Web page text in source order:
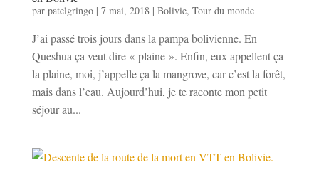
par patelgringo| 7 mai, 2018| Bolivie, Tour du monde
J’ai passé trois jours dans la pampa bolivienne. En
Queshua ça veut dire « plaine ». Enfin, eux appellent ça
la plaine, moi, j’appelle ça la mangrove, car c’est la forêt,
mais dans l’eau. Aujourd’hui, je te raconte mon petit
séjour au...